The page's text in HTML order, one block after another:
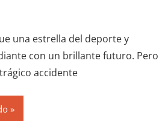
una estrella del deporte y
con un brillante futuro. Pero
accidente